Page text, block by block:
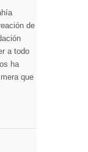
de
a todo
ha
que